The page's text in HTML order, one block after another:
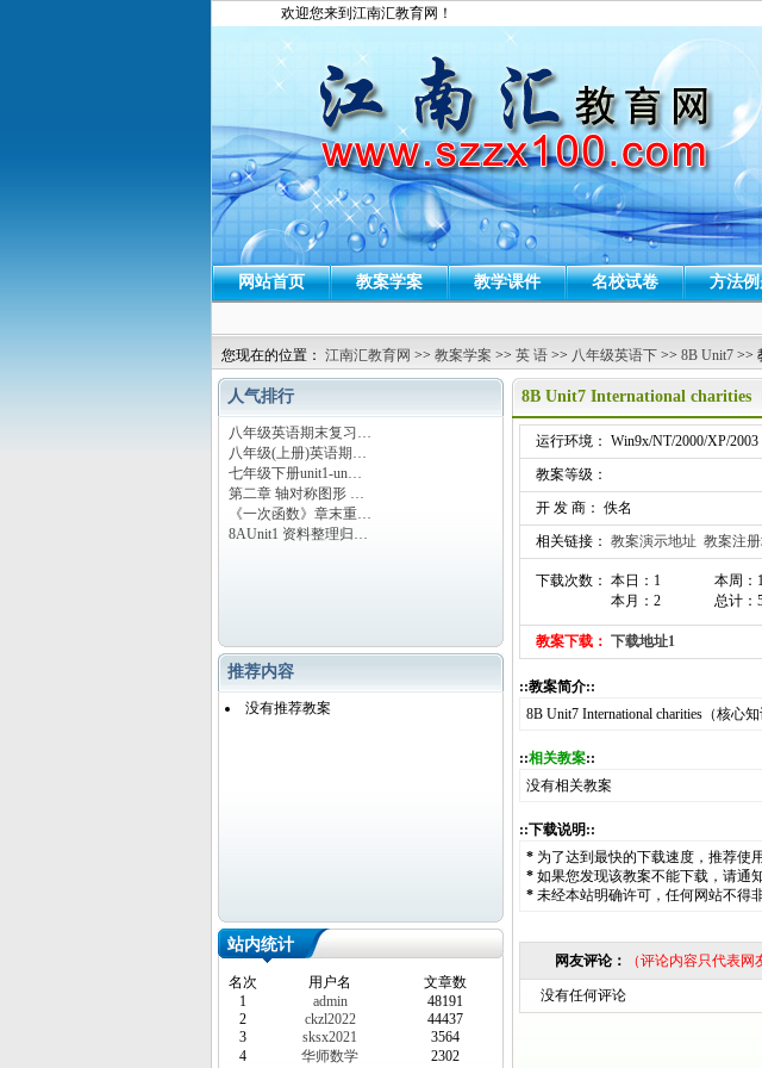
欢迎您来到江南汇教育网！
网站首页 教案学案 教学课件 名校试卷 方法例
您现在的位置： 江南汇教育网 >> 教案学案 >> 英 语 >> 八年级英语下 >> 8B Unit7 >>
人气排行
八年级英语期末复习…
八年级(上册)英语期…
七年级下册unit1-un…
第二章 轴对称图形 …
《一次函数》章末重…
8AUnit1 资料整理归…
推荐内容
没有推荐教案
站内统计
名次 用户名
文章数
1
admin
48191
2
ckzl2022
44437
3
sksx2021
3564
4
华师数学
2302
8B Unit7 International charities
运行环境： Win9x/NT/2000/XP/2003
教案等级：
开 发 商： 佚名
相关链接： 教案演示地址 教案注
下载次数： 本日：1
本月：2
本周：
总计：
教案下载： 下载地址1
::教案简介::
8B Unit7 International charities（核心知
::相关教案::
没有相关教案
::下载说明::
* 为了达到最快的下载速度，推荐使
* 如果您发现该教案不能下载，请通
* 未经本站明确许可，任何网站不得
网友评论： （评论内容只代表
没有任何评论